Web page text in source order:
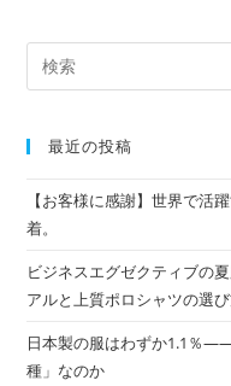
最近の投稿
【お客様に感謝】世界で活
着。
ビジネスエグゼクティブの
アルと上質ポロシャツの選
日本製の服はわずか1.1％
種」なのか